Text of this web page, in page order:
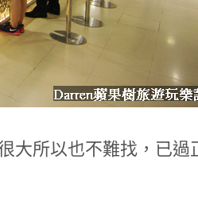
大所以也不難找，已過